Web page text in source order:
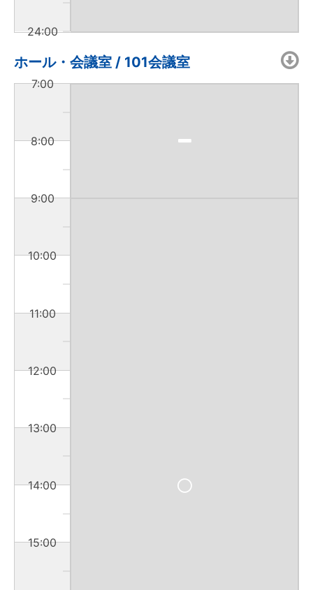
24:00
ホール・会議室 / 101会議室
7:00
8:00
9:00
10:00
11:00
12:00
13:00
14:00
15:00